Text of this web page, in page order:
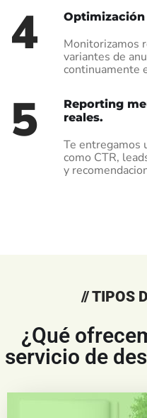
4
Monitorizamos
variantes de
continuamente
5
Reporting
reales.
Te entregamos
como CTR,
y
// TIPOS
¿Qué
servicio de